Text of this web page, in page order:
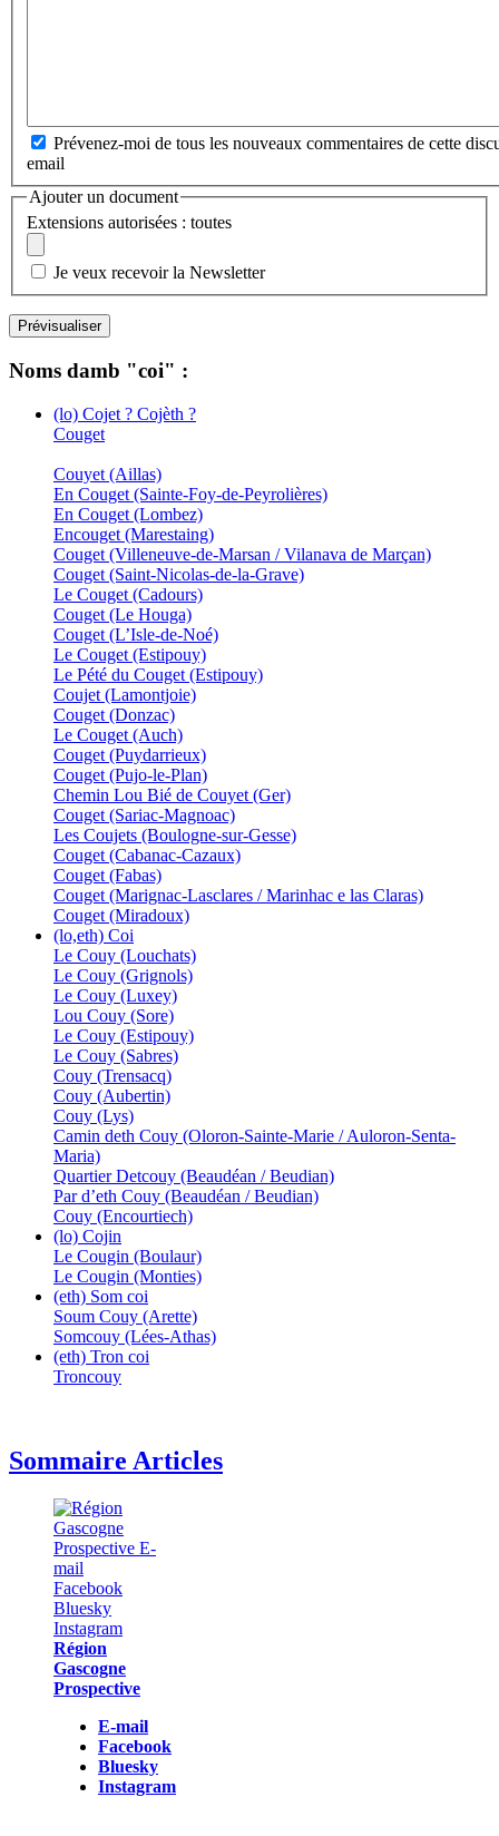
Prévenez-moi de tous les nouveaux commentaires de cette
email
Ajouter un document
Extensions autorisées : toutes
Je veux recevoir la Newsletter
Noms damb "coi" :
(lo) Cojet ? Cojèth ?
Couget
Couyet (Aillas)
En Couget (Sainte-Foy-de-Peyrolières)
En Couget (Lombez)
Encouget (Marestaing)
Couget (Villeneuve-de-Marsan / Vilanava de Marçan)
Couget (Saint-Nicolas-de-la-Grave)
Le Couget (Cadours)
Couget (Le Houga)
Couget (L’Isle-de-Noé)
Le Couget (Estipouy)
Le Pété du Couget (Estipouy)
Coujet (Lamontjoie)
Couget (Donzac)
Le Couget (Auch)
Couget (Puydarrieux)
Couget (Pujo-le-Plan)
Chemin Lou Bié de Couyet (Ger)
Couget (Sariac-Magnoac)
Les Coujets (Boulogne-sur-Gesse)
Couget (Cabanac-Cazaux)
Couget (Fabas)
Couget (Marignac-Lasclares / Marinhac e las Claras)
Couget (Miradoux)
(lo,eth) Coi
Le Couy (Louchats)
Le Couy (Grignols)
Le Couy (Luxey)
Lou Couy (Sore)
Le Couy (Estipouy)
Le Couy (Sabres)
Couy (Trensacq)
Couy (Aubertin)
Couy (Lys)
Camin deth Couy (Oloron-Sainte-Marie / Auloron-Senta-
Maria)
Quartier Detcouy (Beaudéan / Beudian)
Par d’eth Couy (Beaudéan / Beudian)
Couy (Encourtiech)
(lo) Cojin
Le Cougin (Boulaur)
Le Cougin (Monties)
(eth) Som coi
Soum Couy (Arette)
Somcouy (Lées-Athas)
(eth) Tron coi
Troncouy
Sommaire Articles
Région
Gascogne
Prospective
E-mail
Facebook
Bluesky
Instagram